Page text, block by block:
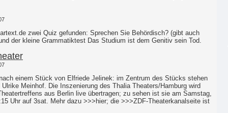
zwei Quiz gefunden: Sprechen Sie Behördisch? (gibt auch
der kleine Grammatiktest Das Studium ist dem Genitiv sein Tod.
einem Stück von Elfriede Jelinek: im Zentrum des Stücks stehen
Meinhof. Die Inszenierung des Thalia Theaters/Hamburg wird
aus Berlin live übertragen; zu sehen ist sie am Samstag,
Uhr auf 3sat. Mehr dazu >>>hier; die >>>ZDF-Theaterkanalseite ist